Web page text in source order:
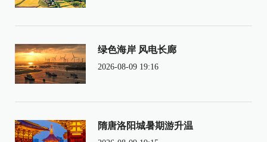
绿色海岸 风电长廊
2026-08-09 19:16
隋唐洛阳城暑期游升温